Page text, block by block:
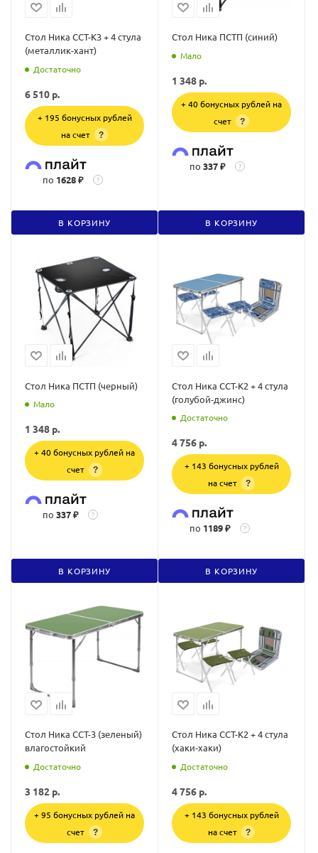
Стол Ника ССТ-К3 + 4 стула
(металлик-хант)
Достаточно
6 510 р.
+ 195 бонусных рублей
на счет
?
по 1628 ₽ ?
В КОРЗИНУ
Стол Ника ПСТП (синий)
Мало
1 348 р.
+ 40 бонусных рублей на
счет
?
по 337 ₽ ?
В КОРЗИНУ
Стол Ника ПСТП (черный)
Мало
1 348 р.
+ 40 бонусных рублей на
счет
?
по 337 ₽ ?
В КОРЗИНУ
Стол Ника ССТ-К2 + 4 стула
(голубой-джинс)
Достаточно
4 756 р.
+ 143 бонусных рублей
на счет
?
по 1189 ₽ ?
В КОРЗИНУ
Стол Ника ССТ-3 (зеленый)
влагостойкий
Достаточно
3 182 р.
+ 95 бонусных рублей на
счет
?
Стол Ника ССТ-К2 + 4 стула
(хаки-хаки)
Достаточно
4 756 р.
+ 143 бонусных рублей
на счет
?